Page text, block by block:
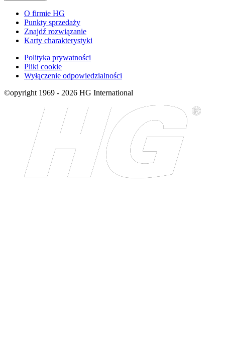
O firmie HG
Punkty sprzedaży
Znajdź rozwiązanie
Karty charakterystyki
Polityka prywatności
Pliki cookie
Wyłączenie odpowiedzialności
©opyright 1969 - 2026 HG International